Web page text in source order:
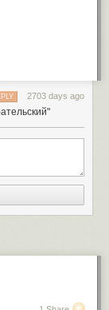
2703 days ago